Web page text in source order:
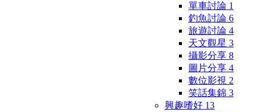
單車討論 1
釣魚討論 6
旅遊討論 4
天文觀星 3
攝影分享 8
圖片分享 4
數位影視 2
笑話集錦 3
興趣嗜好 13